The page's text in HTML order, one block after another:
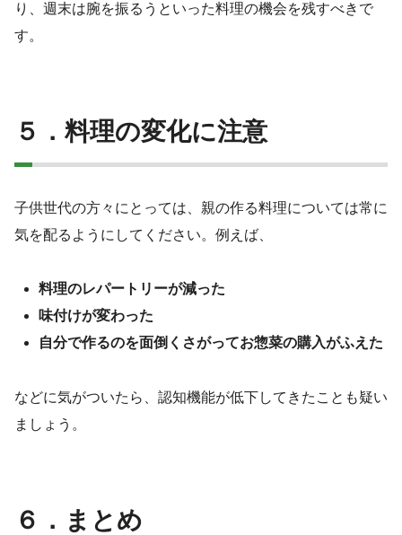
り、週末は腕を振るうといった料理の機会を残すべきで
す。
５．料理の変化に注意
子供世代の方々にとっては、親の作る料理については常に
気を配るようにしてください。例えば、
料理のレパートリーが減った
味付けが変わった
自分で作るのを面倒くさがってお惣菜の購入がふえた
などに気がついたら、認知機能が低下してきたことも疑い
ましょう。
６．まとめ